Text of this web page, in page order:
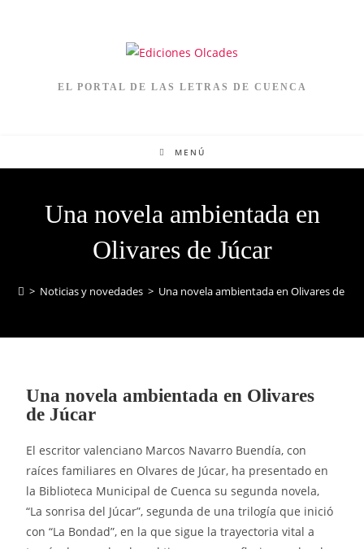
EL PORTAL DE LAS LETRAS DE CUENCA
MENÚ
Una novela ambientada en
Olivares de Júcar
> Noticias y novedades > Una novela ambientada en Olivares de
Una novela ambientada en Olivares
de Júcar
El escritor valenciano Marcos Navarro Buendía, con
raíces familiares en Olvares de Júcar, ha presentado en
la Biblioteca Municipal de Cuenca su segunda novela,
“La sonrisa del Júcar”, segunda de una trilogía que inició
con “La Bondad”, en la que sigue la trayectoria vital a